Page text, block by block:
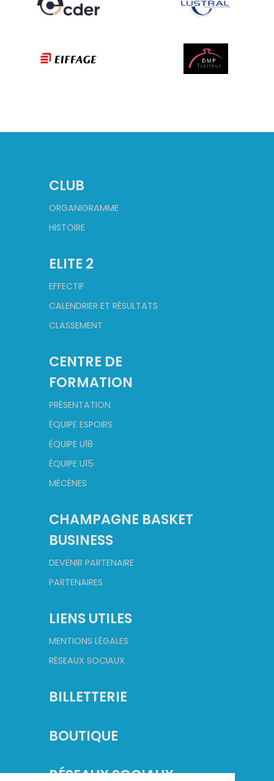
CLUB
ORGANIGRAMME
HISTOIRE
ELITE 2
EFFECTIF
CALENDRIER ET RÉSULTATS
CLASSEMENT
CENTRE DE
FORMATION
PRÉSENTATION
ÉQUIPE ESPOIRS
ÉQUIPE U18
ÉQUIPE U15
MÉCÈNES
CHAMPAGNE BASKET
BUSINESS
DEVENIR PARTENAIRE
PARTENAIRES
LIENS UTILES
MENTIONS LÉGALES
RÉSEAUX SOCIAUX
BILLETTERIE
BOUTIQUE
RÉSEAUX SOCIAUX